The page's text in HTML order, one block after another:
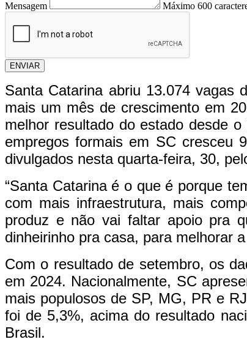
Mensagem Máximo 600
ENVIAR
Santa Catarina abriu 13.074 vagas
mais um mês de crescimento em
melhor resultado do estado desde
empregos formais em SC cresceu
divulgados nesta quarta-feira, 30,
“Santa Catarina é o que é porque
com mais infraestrutura, mais
produz e não vai faltar apoio pra
dinheirinho pra casa, para melhorar
Com o resultado de setembro, os
em 2024. Nacionalmente, SC
mais populosos de SP, MG, PR e
foi de 5,3%, acima do resultado
Brasil.